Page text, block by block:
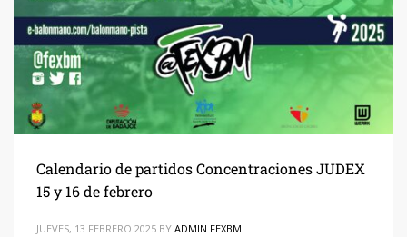
Calendario de partidos Concentraciones JUDEX
15 y 16 de febrero
JUEVES, 13 FEBRERO 2025 BY ADMIN FEXBM